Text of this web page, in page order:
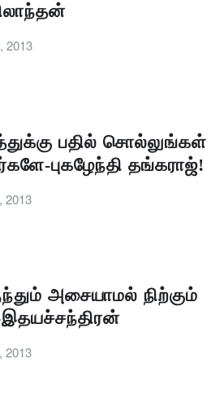
2013
பதில் சொல்லுங்கள்
புகழேந்தி தங்கராஜ்!
2013
அசையாமல் நிற்கும்
2013